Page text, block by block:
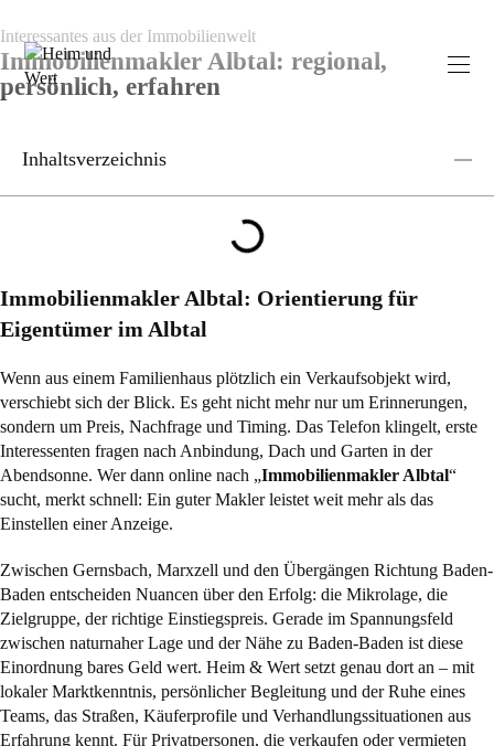
Interessantes aus der Immobilienwelt
Immobilienmakler Albtal: regional,
persönlich, erfahren
Inhaltsverzeichnis
Immobilienmakler Albtal: Orientierung für
Eigentümer im Albtal
Wenn aus einem Familienhaus plötzlich ein Verkaufsobjekt wird,
verschiebt sich der Blick. Es geht nicht mehr nur um Erinnerungen,
sondern um Preis, Nachfrage und Timing. Das Telefon klingelt, erste
Interessenten fragen nach Anbindung, Dach und Garten in der
Abendsonne. Wer dann online nach „Immobilienmakler Albtal“
sucht, merkt schnell: Ein guter Makler leistet weit mehr als das
Einstellen einer Anzeige.
Zwischen Gernsbach, Marxzell und den Übergängen Richtung Baden-
Baden entscheiden Nuancen über den Erfolg: die Mikrolage, die
Zielgruppe, der richtige Einstiegspreis. Gerade im Spannungsfeld
zwischen naturnaher Lage und der Nähe zu Baden-Baden ist diese
Einordnung bares Geld wert. Heim & Wert setzt genau dort an – mit
lokaler Marktkenntnis, persönlicher Begleitung und der Ruhe eines
Teams, das Straßen, Käuferprofile und Verhandlungssituationen aus
Erfahrung kennt. Für Privatpersonen, die verkaufen oder vermieten